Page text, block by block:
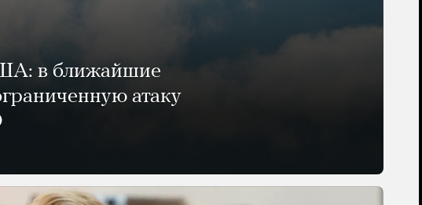
в ближайшие
атаку